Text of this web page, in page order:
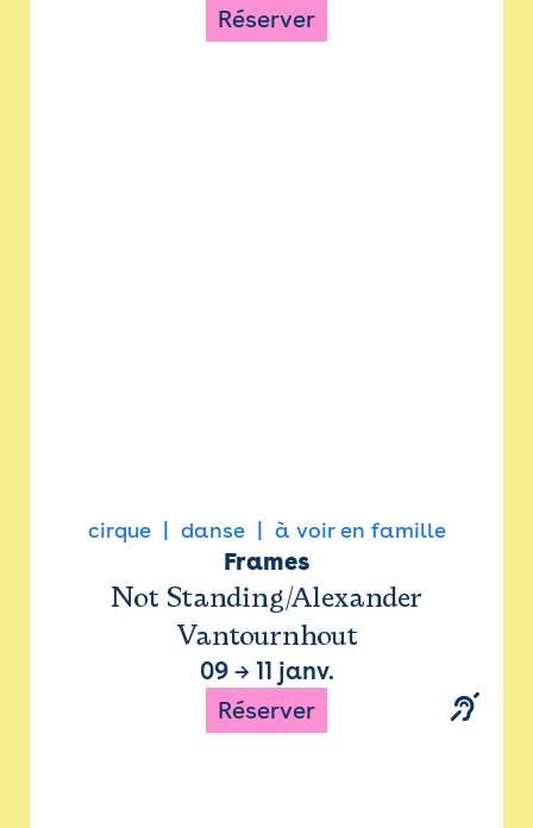
Réserver
cirque danse à voir en famille
Frames
Not Standing/Alexander
Vantournhout
09→ 11 janv.
Réserver